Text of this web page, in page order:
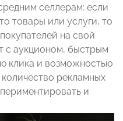
селлерам: если
товары или услуги, то
на свой
с аукционом, быстрым
клика и возможностью
рекламных
и